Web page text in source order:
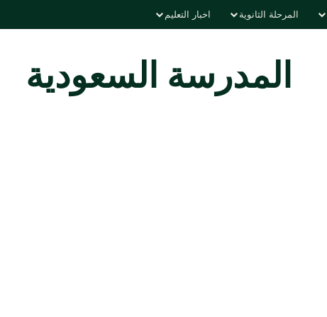
المرحلة الثانوية اخبار التعليم
المدرسة السعودية